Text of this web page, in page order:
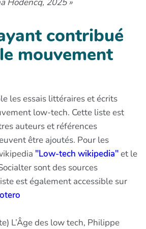
Hodencq, 2025 »
contribué
mouvement
les essais littéraires et écrits
low-tech. Cette liste est
auteurs et références
être ajoutés. Pour les
"Low-tech wikipedia"et le
sont des sources
est également accessible sur
L’Âge des low tech, Philippe